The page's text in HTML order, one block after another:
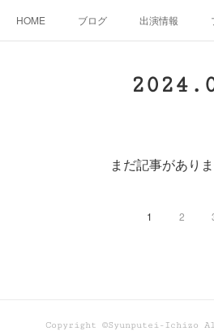
HOME ブログ 出演情報
2024 .
まだ記事がありま
1 2
Copyright ©Syunputei-Ichizo